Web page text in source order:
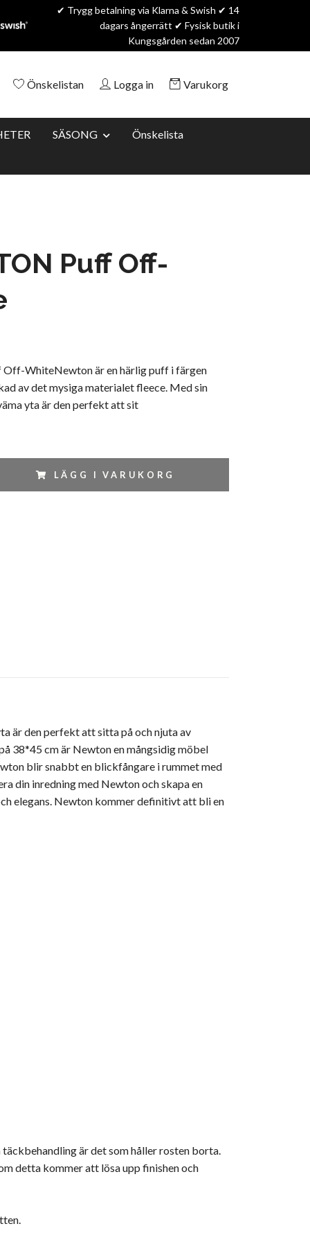
✔ Trygg betalning via Klarna & Swish ✔ 14
dagars ångerrätt ✔ Fysisk butik i
Kungsgården sedan 2007
Önskelistan Logga in Varukorg
SÄSONG
Önskelista
Puff Off-
WhiteNewton är en härlig puff i färgen
av det mysiga materialet fleece. Med sin
yta är den perfekt att sit
LÄGG I VARUKORG
är den perfekt att sitta på och njuta av
38*45 cm är Newton en mångsidig möbel
blir snabbt en blickfångare i rummet med
din inredning med Newton och skapa en
elegans. Newton kommer definitivt att bli en
är det som håller rosten borta.
detta kommer att lösa upp finishen och